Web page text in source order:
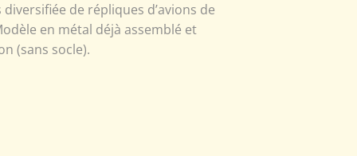
de répliques d’avions de
en métal déjà assemblé et
(sans socle).